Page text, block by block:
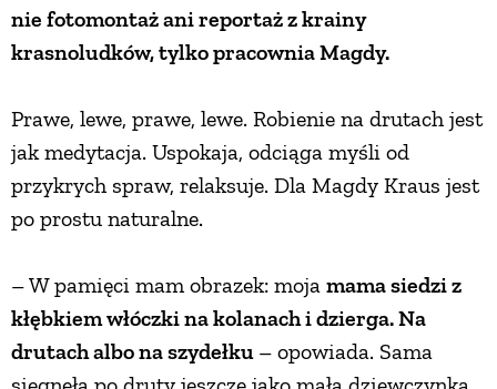
nie fotomontaż ani reportaż z krainy
krasnoludków, tylko pracownia Magdy.
Prawe, lewe, prawe, lewe. Robienie na drutach jest
jak medytacja. Uspokaja, odciąga myśli od
przykrych spraw, relaksuje. Dla Magdy Kraus jest
po prostu naturalne.
– W pamięci mam obrazek: moja mama siedzi z
kłębkiem włóczki na kolanach i dzierga. Na
drutach albo na szydełku – opowiada. Sama